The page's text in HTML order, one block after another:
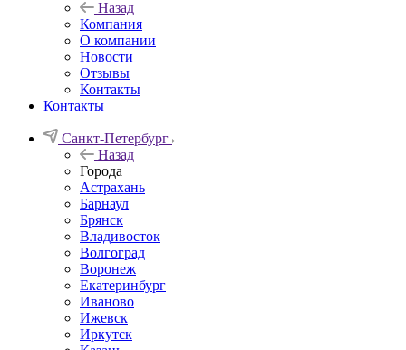
Назад
Компания
О компании
Новости
Отзывы
Контакты
Контакты
Санкт-Петербург
Назад
Города
Астрахань
Барнаул
Брянск
Владивосток
Волгоград
Воронеж
Екатеринбург
Иваново
Ижевск
Иркутск